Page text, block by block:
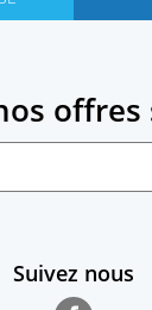
offres
Suivez nous